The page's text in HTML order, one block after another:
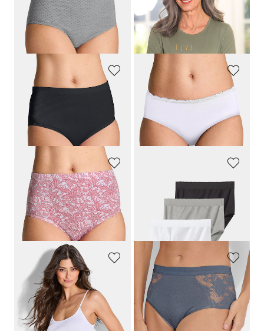
Baumwoll-Hüftslip im Mehrfachpack
17,47 €34,95 €
30-Tage-Bestpreis**: 20,97 €
Nachthemden im Set aus reiner Baumwolle
59,95 €
GOLDNER
Taillenslip im 7er-Pack
34,95 €
+ 1
TRIUMPH
Taillenslip im 2er-Pack
17,46 €
30-Tage-Bestpreis**: 19,96 €
GOLDNER
17,47 €34,95 €
30-Tage-Bestpreis**: 20,97 € (-16%)
Bauchweg-Slip im 7er-Pack
34,95 €
+ 2
30-Tage-Bestpreis**: 24,47 €
GÖTTING
24,47 €34,95 €
30-Tage-Bestpreis**: 27,95 € (-12%)
CONTA
Taillenslip im 2er-Pack aus Modal
59,95 €